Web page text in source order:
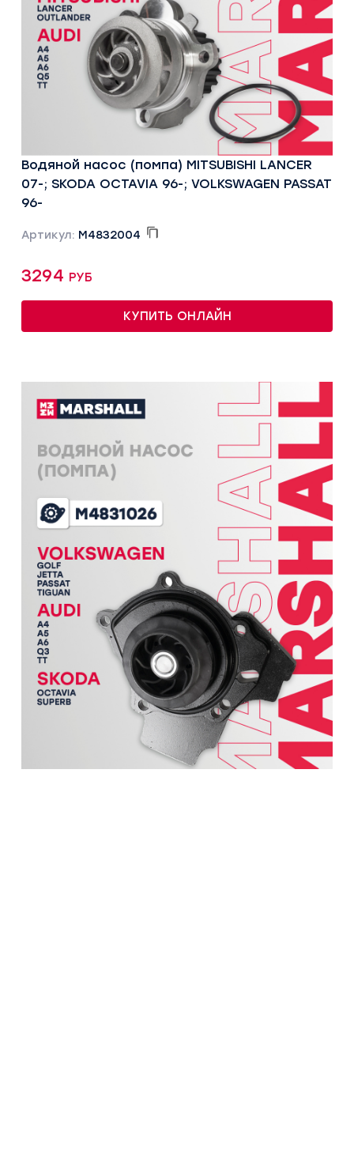
Водяной насос (помпа) MITSUBISHI LANCER
07-; SKODA OCTAVIA 96-; VOLKSWAGEN PASSAT
96-
Артикул: M4832004
3294 руб
КУПИТЬ ОНЛАЙН